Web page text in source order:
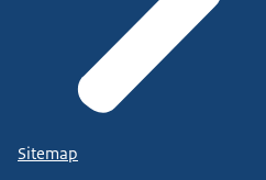
Sitemap